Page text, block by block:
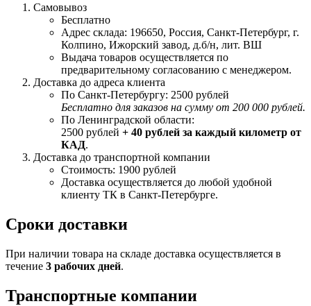
Самовывоз
Бесплатно
Адрес склада: 196650, Россия, Санкт-Петербург, г.
Колпино, Ижорский завод, д.б/н, лит. ВШ
Выдача товаров осуществляется по
предварительному согласованию с менеджером.
Доставка до адреса клиента
По Санкт-Петербургу: 2500 рублей
Бесплатно для заказов на сумму от 200 000 рублей.
По Ленинградской области:
2500 рублей + 40 рублей за каждый километр от
КАД.
Доставка до транспортной компании
Стоимость: 1900 рублей
Доставка осуществляется до любой удобной
клиенту ТК в Санкт-Петербурге.
Сроки доставки
При наличии товара на складе доставка осуществляется в
течение 3 рабочих дней.
Транспортные компании